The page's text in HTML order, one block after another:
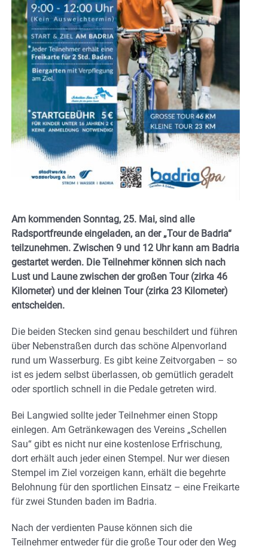
Am kommenden Sonntag, 25. Mai, sind alle
Radsportfreunde eingeladen, an der „Tour de Badria“
teilzunehmen. Zwischen 9 und 12 Uhr kann am Badria
gestartet werden. Die Teilnehmer können sich nach
Lust und Laune zwischen der großen Tour (zirka 46
Kilometer) und der kleinen Tour (zirka 23 Kilometer)
entscheiden.
Die beiden Stecken sind genau beschildert und führen
über Nebenstraßen durch das schöne Alpenvorland
rund um Wasserburg. Es gibt keine Zeitvorgaben – so
ist es jedem selbst überlassen, ob gemütlich geradelt
oder sportlich schnell in die Pedale getreten wird.
Bei Langwied sollte jeder Teilnehmer einen Stopp
einlegen. Am Getränkewagen des Vereins „Schellen
Sau“ gibt es nicht nur eine kostenlose Erfrischung,
dort erhält auch jeder einen Stempel. Nur wer diesen
Stempel im Ziel vorzeigen kann, erhält die begehrte
Belohnung für den sportlichen Einsatz – eine Freikarte
für zwei Stunden baden im Badria.
Nach der verdienten Pause können sich die
Teilnehmer entweder für die große Tour oder den Weg